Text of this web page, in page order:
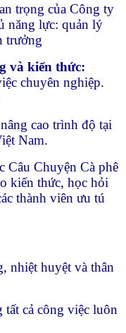
trọng của Công ty
năng lực: quản lý
trưởng
và kiến thức:
chuyên nghiệp.
cao trình độ tại
Nam.
Câu Chuyện Cà phê
kiến thức, học hỏi
thành viên ưu tú
nhiệt huyệt và thân
cả công việc luôn